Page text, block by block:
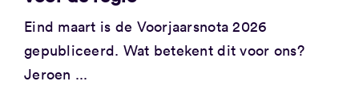
Eind maart is de Voorjaarsnota 2026
gepubliceerd. Wat betekent dit voor ons?
Jeroen ...